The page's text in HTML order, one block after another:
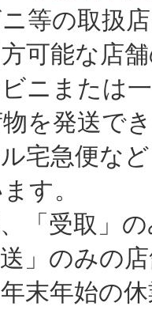
等の取扱
可能な店
または一
を発送で
急便など
す。
受取」の
のみの店
末年始の